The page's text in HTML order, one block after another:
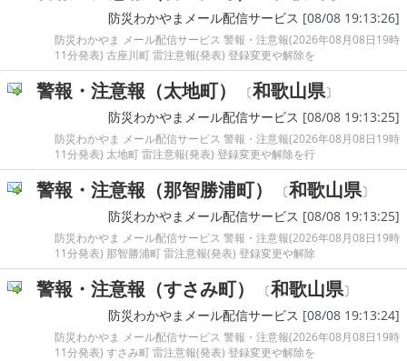
防災わかやまメール配信サービス [08/08 19:13:26]
防災わかやま メール配信サービス 警報・注意報(2026年08月08日19時
11分発表) 古座川町 雷注意報(発表) 登録変更や解除を
警報・注意報（太地町） 〔和歌山県〕
防災わかやまメール配信サービス [08/08 19:13:25]
防災わかやま メール配信サービス 警報・注意報(2026年08月08日19時
11分発表) 太地町 雷注意報(発表) 登録変更や解除を行
警報・注意報（那智勝浦町） 〔和歌山県〕
防災わかやまメール配信サービス [08/08 19:13:25]
防災わかやま メール配信サービス 警報・注意報(2026年08月08日19時
11分発表) 那智勝浦町 雷注意報(発表) 登録変更や解除
警報・注意報（すさみ町） 〔和歌山県〕
防災わかやまメール配信サービス [08/08 19:13:24]
防災わかやま メール配信サービス 警報・注意報(2026年08月08日19時
11分発表) すさみ町 雷注意報(発表) 登録変更や解除を